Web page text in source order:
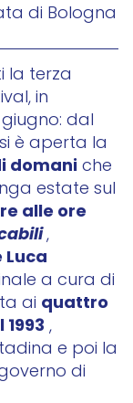
di Bologna
la terza
in
dal
è aperta la
domaniche
estate sul
alle ore
,
a cura di
ai quattro
,
e poi la
di